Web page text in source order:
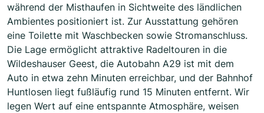
während der Misthaufen in Sichtweite des ländlichen
Ambientes positioniert ist. Zur Ausstattung gehören
eine Toilette mit Waschbecken sowie Stromanschluss.
Die Lage ermöglicht attraktive Radeltouren in die
Wildeshauser Geest, die Autobahn A29 ist mit dem
Auto in etwa zehn Minuten erreichbar, und der Bahnhof
Huntlosen liegt fußläufig rund 15 Minuten entfernt. Wir
legen Wert auf eine entspannte Atmosphäre, weisen